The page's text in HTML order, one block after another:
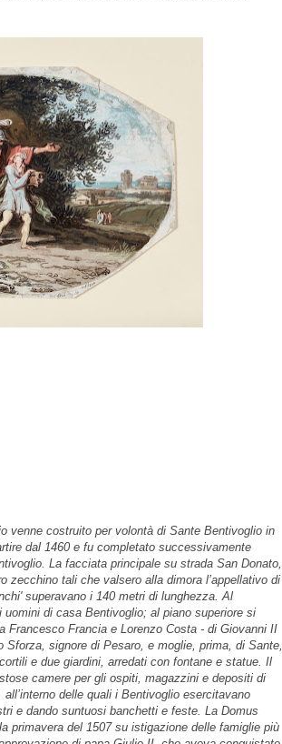
venne costruito per volontà di Sante Bentivoglio in
dal 1460 e fu completato successivamente
La facciata principale su strada San Donato,
zecchino tali che valsero alla dimora l’appellativo di
superavano i 140 metri di lunghezza. Al
di casa Bentivoglio; al piano superiore si
Francesco Francia e Lorenzo Costa - di Giovanni II
signore di Pesaro, e moglie, prima, di Sante,
e due giardini, arredati con fontane e statue. Il
camere per gli ospiti, magazzini e depositi di
delle quali i Bentivoglio esercitavano
e dando suntuosi banchetti e feste. La Domus
primavera del 1507 su istigazione delle famiglie più